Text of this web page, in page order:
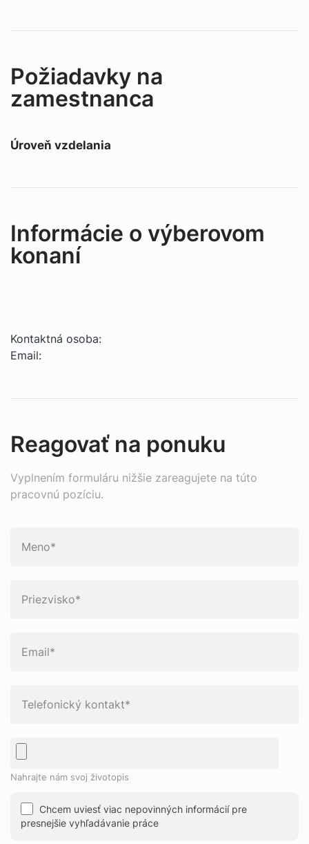
Požiadavky na
zamestnanca
Úroveň vzdelania
Informácie o výberovom
konaní
Kontaktná osoba:
Email:
Reagovať na ponuku
Vyplnením formuláru nižšie zareagujete na túto
pracovnú pozíciu.
Nahrajte nám svoj životopis
Chcem uviesť viac nepovinných informácií pre
presnejšie vyhľadávanie práce